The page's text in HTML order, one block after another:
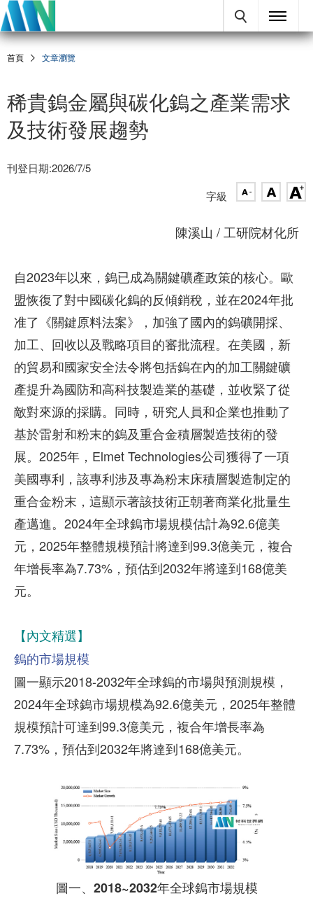
首頁 文章瀏覽
稀貴鎢金屬與碳化鎢之產業需求
及技術發展趨勢
刊登日期:2026/7/5
字級
陳溪山 / 工研院材化所
自2023年以來，鎢已成為關鍵礦產政策的核心。歐
盟恢復了對中國碳化鎢的反傾銷稅，並在2024年批
准了《關鍵原料法案》，加強了國內的鎢礦開採、
加工、回收以及戰略項目的審批流程。在美國，新
的貿易和國家安全法令將包括鎢在內的加工關鍵礦
產提升為國防和高科技製造業的基礎，並收緊了從
敵對來源的採購。同時，研究人員和企業也推動了
基於雷射和粉末的鎢及重合金積層製造技術的發
展。2025年，Elmet Technologies公司獲得了一項
美國專利，該專利涉及專為粉末床積層製造制定的
重合金粉末，這顯示著該技術正朝著商業化批量生
產邁進。2024年全球鎢市場規模估計為92.6億美
元，2025年整體規模預計將達到99.3億美元，複合
年增長率為7.73%，預估到2032年將達到168億美
元。
【內文精選】
鎢的市場規模
圖一顯示2018-2032年全球鎢的市場與預測規模，
2024年全球鎢市場規模為92.6億美元，2025年整體
規模預計可達到99.3億美元，複合年增長率為
7.73%，預估到2032年將達到168億美元。
圖一、2018~2032年全球鎢市場規模